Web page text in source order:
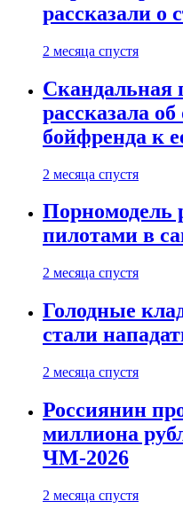
рассказали о
2 месяца спустя
Скандальная
рассказала
бойфренда к
2 месяца спустя
Порномодель
пилотами в
2 месяца спустя
Голодные
стали
2 месяца спустя
Россиянин
миллиона
ЧМ-2026
2 месяца спустя